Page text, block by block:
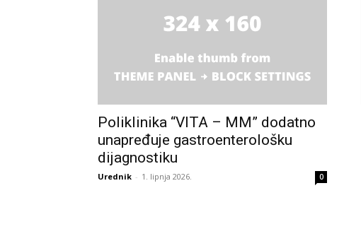
Poliklinika “VITA – MM” dodatno
unapređuje gastroenterološku
dijagnostiku
Urednik - 1. lipnja 2026. 0